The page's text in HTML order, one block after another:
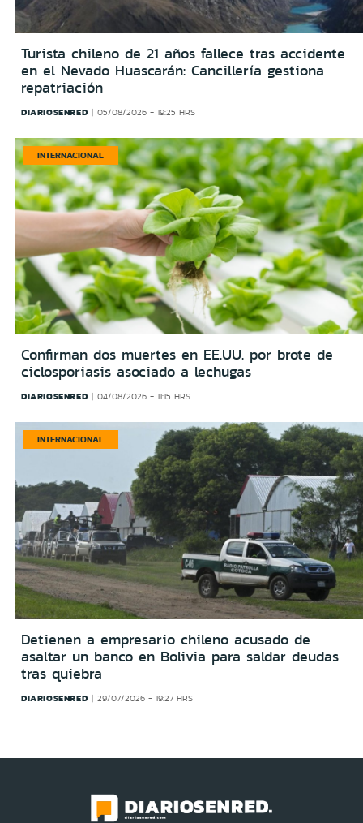
Turista chileno de 21 años fallece tras accidente
en el Nevado Huascarán: Cancillería gestiona
repatriación
DIARIOSENRED 05/08/2026 - 19:25 HRS
INTERNACIONAL
Confirman dos muertes en EE.UU. por brote de
ciclosporiasis asociado a lechugas
DIARIOSENRED 04/08/2026 - 11:15 HRS
INTERNACIONAL
Detienen a empresario chileno acusado de
asaltar un banco en Bolivia para saldar deudas
tras quiebra
DIARIOSENRED 29/07/2026 - 19:27 HRS